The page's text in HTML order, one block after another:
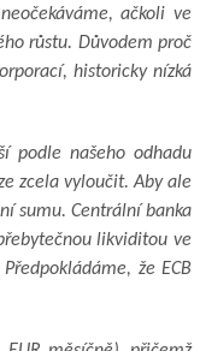
ačkoli ve
růstu. Důvodem proč
historicky nízká
podle našeho odhadu
zcela vyloučit. Aby ale
sumu. Centrální banka
likviditou ve
že ECB